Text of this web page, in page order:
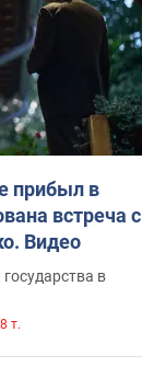
прибыл в
встреча с
Видео
в
т.